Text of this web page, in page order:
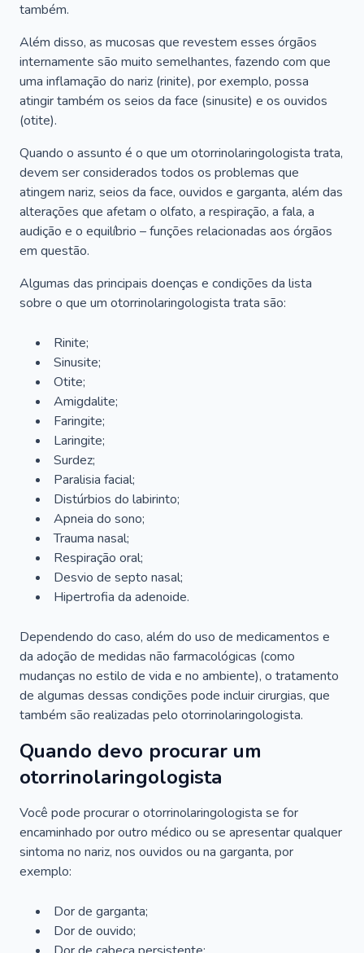
também.
Além disso, as mucosas que revestem esses órgãos
internamente são muito semelhantes, fazendo com que
uma inflamação do nariz (rinite), por exemplo, possa
atingir também os seios da face (sinusite) e os ouvidos
(otite).
Quando o assunto é o que um otorrinolaringologista trata,
devem ser considerados todos os problemas que
atingem nariz, seios da face, ouvidos e garganta, além das
alterações que afetam o olfato, a respiração, a fala, a
audição e o equilíbrio – funções relacionadas aos órgãos
em questão.
Algumas das principais doenças e condições da lista
sobre o que um otorrinolaringologista trata são:
Rinite;
Sinusite;
Otite;
Amigdalite;
Faringite;
Laringite;
Surdez;
Paralisia facial;
Distúrbios do labirinto;
Apneia do sono;
Trauma nasal;
Respiração oral;
Desvio de septo nasal;
Hipertrofia da adenoide.
Dependendo do caso, além do uso de medicamentos e
da adoção de medidas não farmacológicas (como
mudanças no estilo de vida e no ambiente), o tratamento
de algumas dessas condições pode incluir cirurgias, que
também são realizadas pelo otorrinolaringologista.
Quando devo procurar um
otorrinolaringologista
Você pode procurar o otorrinolaringologista se for
encaminhado por outro médico ou se apresentar qualquer
sintoma no nariz, nos ouvidos ou na garganta, por
exemplo:
Dor de garganta;
Dor de ouvido;